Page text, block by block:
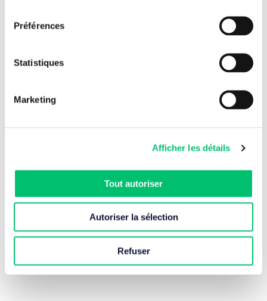
Préférences
Statistiques
Marketing
Afficher les détails
Tout autoriser
Autoriser la sélection
Refuser
donc
différents mot de passe en
Partager l'article